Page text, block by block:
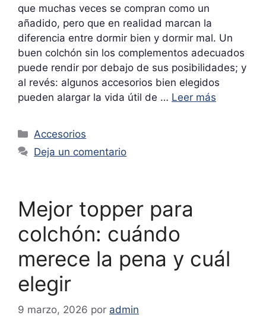
que muchas veces se compran como un
añadido, pero que en realidad marcan la
diferencia entre dormir bien y dormir mal. Un
buen colchón sin los complementos adecuados
puede rendir por debajo de sus posibilidades; y
al revés: algunos accesorios bien elegidos
pueden alargar la vida útil de … Leer más
Categorías
Accesorios
Deja un comentario
Mejor topper para
colchón: cuándo
merece la pena y cuál
elegir
9 marzo, 2026 por admin